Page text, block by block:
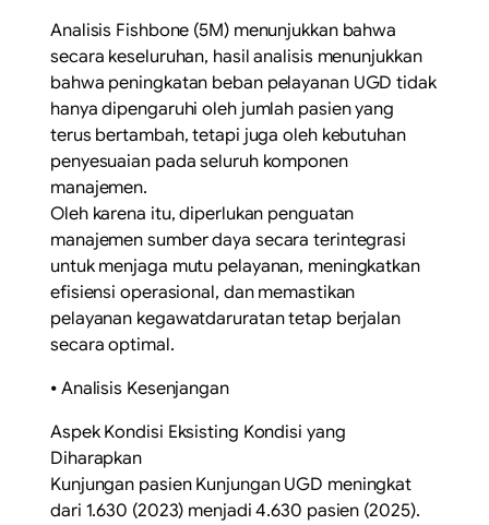
Analisis Fishbone (5M) menunjukkan bahwa
secara keseluruhan, hasil analisis menunjukkan
bahwa peningkatan beban pelayanan UGD tidak
hanya dipengaruhi oleh jumlah pasien yang
terus bertambah, tetapi juga oleh kebutuhan
penyesuaian pada seluruh komponen
manajemen.
Oleh karena itu, diperlukan penguatan
manajemen sumber daya secara terintegrasi
untuk menjaga mutu pelayanan, meningkatkan
efisiensi operasional, dan memastikan
pelayanan kegawatdaruratan tetap berjalan
secara optimal.
⦁ Analisis Kesenjangan
Aspek Kondisi Eksisting Kondisi yang
Diharapkan
Kunjungan pasien Kunjungan UGD meningkat
dari 1.630 (2023) menjadi 4.630 pasien (2025).